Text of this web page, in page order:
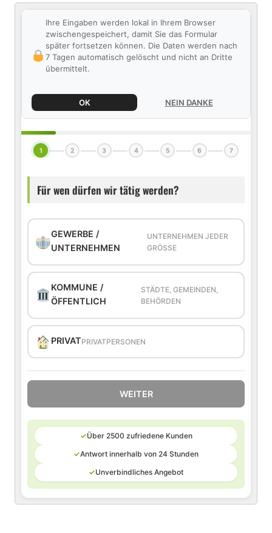
Ihre Eingaben werden lokal in Ihrem Browser
zwischengespeichert, damit Sie das Formular
später fortsetzen können. Die Daten werden nach
7 Tagen automatisch gelöscht und nicht an Dritte
übermittelt.
OK NEIN DANKE
1 2 3 4 5 6 7
Für wen dürfen wir tätig werden?
GEWERBE /
UNTERNEHMEN
UNTERNEHMEN JEDER
GRÖSSE
KOMMUNE /
ÖFFENTLICH
STÄDTE, GEMEINDEN,
BEHÖRDEN
PRIVATPRIVATPERSONEN
WEITER
✓Über 2500 zufriedene Kunden
✓Antwort innerhalb von 24 Stunden
✓Unverbindliches Angebot